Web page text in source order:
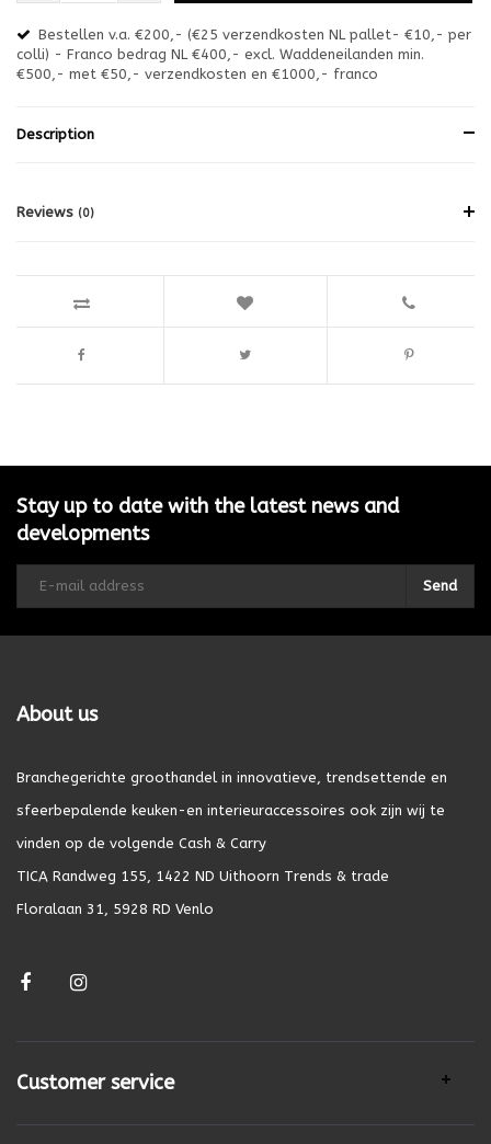
Bestellen v.a. €200,- (€25 verzendkosten NL pallet- €10,- per
colli) - Franco bedrag NL €400,- excl. Waddeneilanden min.
€500,- met €50,- verzendkosten en €1000,- franco
Description
Reviews (0)
Stay up to date with the latest news and
developments
Send
About us
Branchegerichte groothandel in innovatieve, trendsettende en
sfeerbepalende keuken-en interieuraccessoires ook zijn wij te
vinden op de volgende Cash & Carry
TICA Randweg 155, 1422 ND Uithoorn Trends & trade
Floralaan 31, 5928 RD Venlo
Customer service